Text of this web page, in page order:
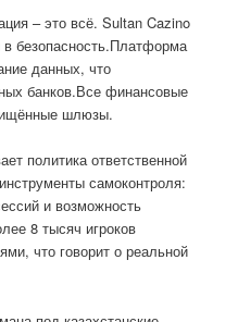
– это всё. Sultan Cazino
безопасность.Платформа
данных, что
банков.Все финансовые
шлюзы.
политика ответственной
самоконтроля:
и возможность
8 тысяч игроков
что говорит о реальной